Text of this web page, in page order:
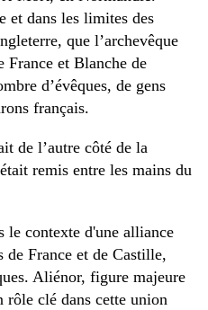
et dans les limites des
que l’archevêque
France et Blanche de
d’évêques, de gens
français.
de l’autre côté de la
remis entre les mains du
le contexte d'une alliance
France et de Castille,
Aliénor, figure majeure
clé dans cette union